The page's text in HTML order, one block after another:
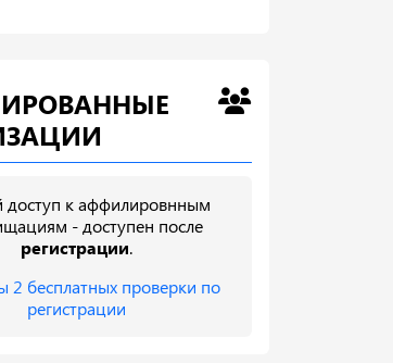
доступ к аффилировнным
- доступен после
регистрации.
2 бесплатных проверки по
регистрации